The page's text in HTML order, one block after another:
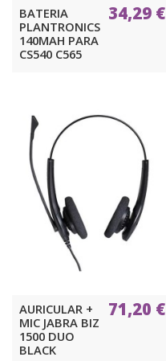
BATERIA
PLANTRONICS
140MAH PARA
CS540 C565
34,29 €
AURICULAR +
MIC JABRA BIZ
1500 DUO
BLACK
71,20 €